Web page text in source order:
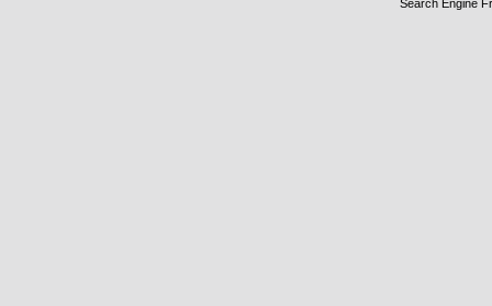
Search Engine